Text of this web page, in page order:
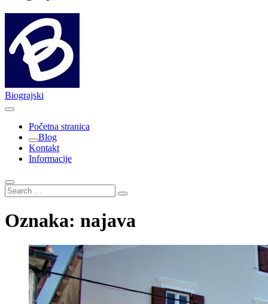
Biograjski
Početna stranica
Blog
Kontakt
Informacije
Search
…
Oznaka: najava